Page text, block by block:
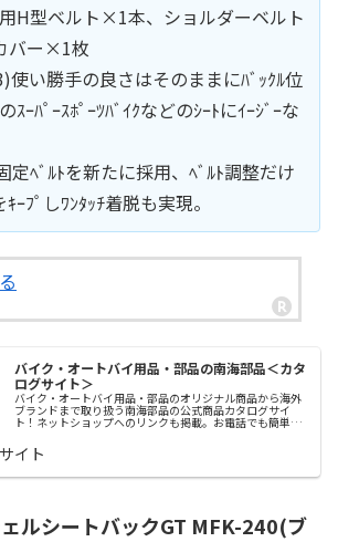
H型ベルト×1本、ショルダーベルト
バー×1枚
使い勝手の良さはそのままにﾊﾞｯｸﾙ位
ｽｰﾊﾟｰｽﾎﾟｰﾂﾊﾞｲｸなどのｼｰﾄにｲｰｼﾞｰな
定ﾍﾞﾙﾄを新たに採用、ﾍﾞﾙﾄ調整だけ
ｰﾌﾟしﾜﾝﾀｯﾁ着脱も実現。
バイク・オートバイ用品・部品の南海部品＜カタ
ログサイト＞
バイク・オートバイ用品・部品のオリジナル商品から海外
ブランドまで取り扱う南海部品の公式商品カタログサイ
ト！ネットショップへのリンクも掲載。お電話でも簡単に
イト
ルシートバックGT MFK-240(ブ